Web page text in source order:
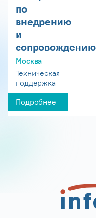
по
внедрению
и
сопровождению
Москва
Техническая
поддержка
Подробнее